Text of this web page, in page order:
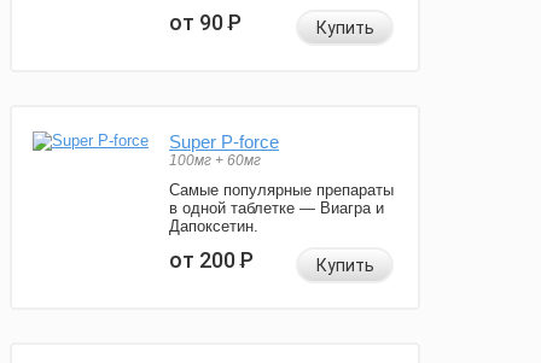
от 90Р Купить
Super P-force
100мг + 60мг
Самые популярные препараты
в одной таблетке — Виагра и
Дапоксетин.
от 200Р Купить